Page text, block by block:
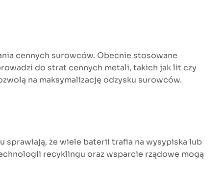
cennych surowców. Obecnie stosowane
do strat cennych metali, takich jak lit czy
na maksymalizację odzysku surowców.
że wiele baterii trafia na wysypiska lub
recyklingu oraz wsparcie rządowe mogą